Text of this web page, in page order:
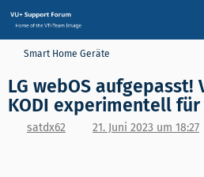
Smart Home Geräte
LG webOS aufgepasst!
KODI experimentell für
satdx62 21. Juni 2023 um 18:27